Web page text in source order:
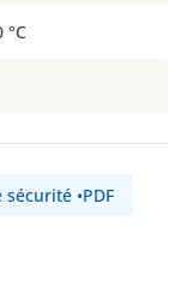
°C
sécurité •PDF